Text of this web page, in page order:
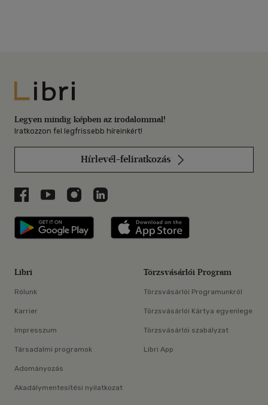
Libri
Legyen mindig képben az irodalommal!
Iratkozzon fel legfrissebb híreinkért!
Hírlevél-feliratkozás
Libri a Facebookon
Libri a Youtube-on
Libri az Instagramon
Libri a LinkedInen
Libri applikáció Szerezd meg: Google
Libri
Rólunk
Karrier
Impresszum
Társadalmi programok
Adományozás
Akadálymentesítési nyilatkozat
Törzsvásárlói Program
Törzsvásárlói Programunkról
Törzsvásárlói Kártya egyenlege
Törzsvásárlói szabályzat
Libri App